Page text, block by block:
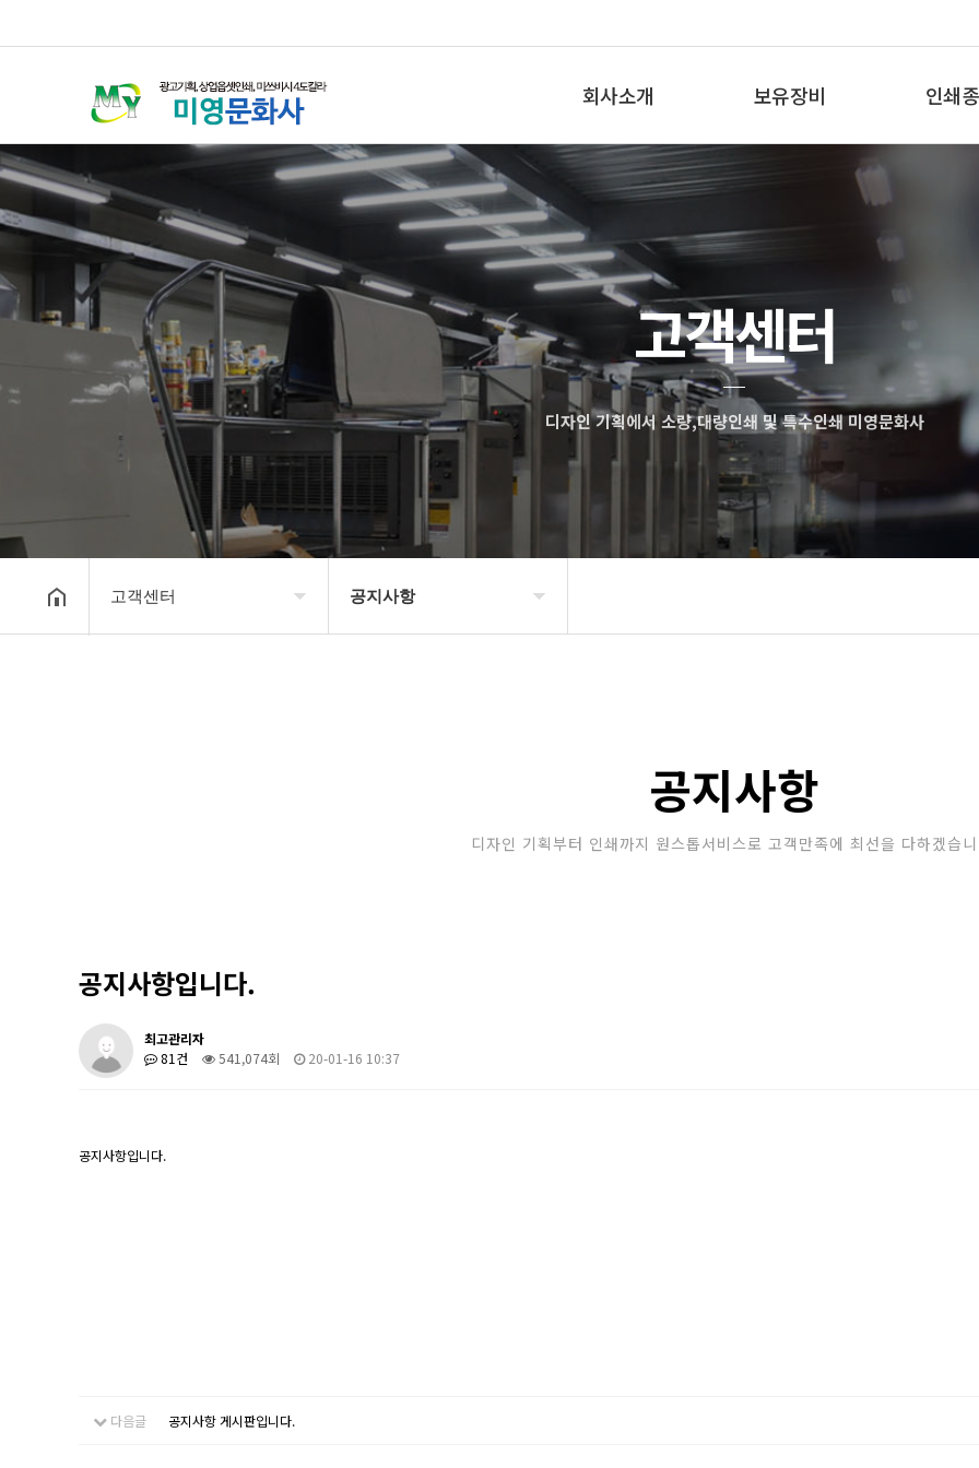
회사소개
인사말
보유장비 인쇄
고객센터
디자인 기획에서 소량,대량인쇄 및 특수인쇄 미영문화사
고객센터 공지사항
공지사항
디자인 기획부터 인쇄까지 원스톱서비스로 고객만족에 최선을 다하겠습
공지사항입니다.
최고관리자
81건
541,074회 20-01-16 10:37
공지사항입니다.
다음글 공지사항 게시판입니다.